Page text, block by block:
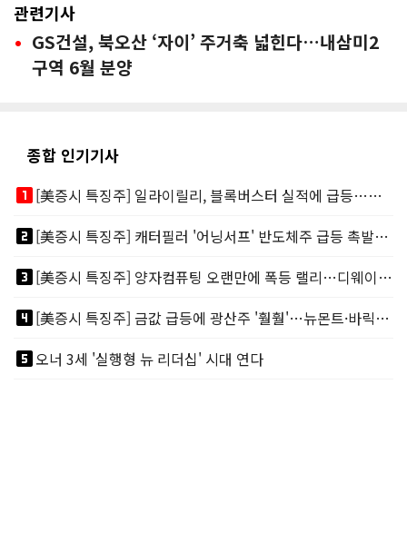
관련기사
GS건설, 북오산 ‘자이’ 주거축 넓힌다…내삼미2
구역 6월 분양
종합 인기기사
looks_one
[美증시 특징주] 일라이릴리, 블록버스터 실적에 급등…마운자로 매출 폭발
looks_two
[美증시 특징주] 캐터필러 '어닝서프' 반도체주 급등 촉발…"AI 데이터센터 건설 강력"
looks_3
[美증시 특징주] 양자컴퓨팅 오랜만에 폭등 랠리…디웨이브·아이온큐 주도
looks_4
[美증시 특징주] 금값 급등에 광산주 '훨훨'…뉴몬트·바릭마이닝 주도
looks_5오너 3세 '실행형 뉴 리더십' 시대 연다